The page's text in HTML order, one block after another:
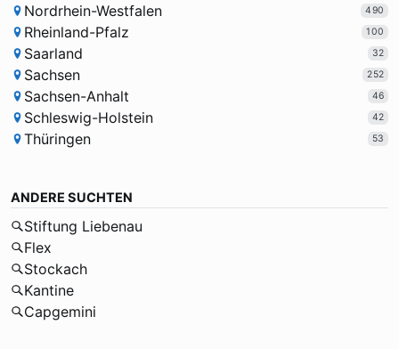
Nordrhein-Westfalen 490
Rheinland-Pfalz 100
Saarland 32
Sachsen 252
Sachsen-Anhalt 46
Schleswig-Holstein 42
Thüringen 53
ANDERE SUCHTEN
Stiftung Liebenau
Flex
Stockach
Kantine
Capgemini